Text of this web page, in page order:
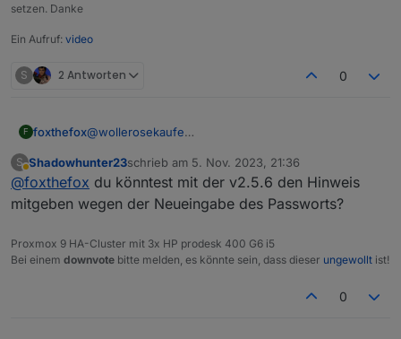
setzen. Danke
Ein Aufruf: video
S 2 Antworten 0
F foxthefox@wollerosekaufe
kommen, denn an der Stelle ist nichts geändert.
Du könntest den Adapter mal in den debug modus
versetzen
und schauen was vorher noch für Meldungen
kamen, scheint als wird ein Wert geschickt, den der
Dann könntest du noch die Ausgaben, die nach
Betätigen der Buttons kommen, schicken.
Dann kann ich eventuell etwas finden.
S
Abwesend
Shadowhunter23schrieb am 5. Nov. 2023, 21:36
zuletzt editiert von
@foxthefox du könntest mit der v2.5.6 den Hinweis
mitgeben wegen der Neueingabe des Passworts?
Proxmox 9 HA-Cluster mit 3x HP prodesk 400 G6 i5
Bei einem downvote bitte melden, es könnte sein, dass dieser ungewollt ist!
0